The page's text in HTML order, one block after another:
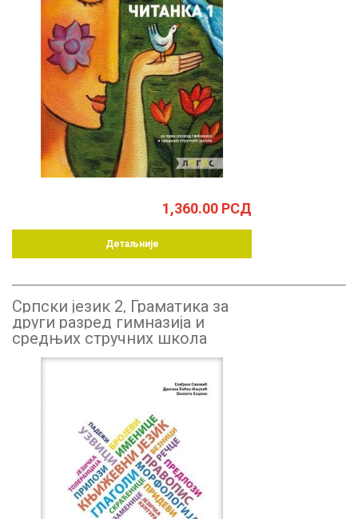
1,360.00 РСД
Детаљније
Српски језик 2, Граматика за
други разред гимназија и
средњих стручних школа